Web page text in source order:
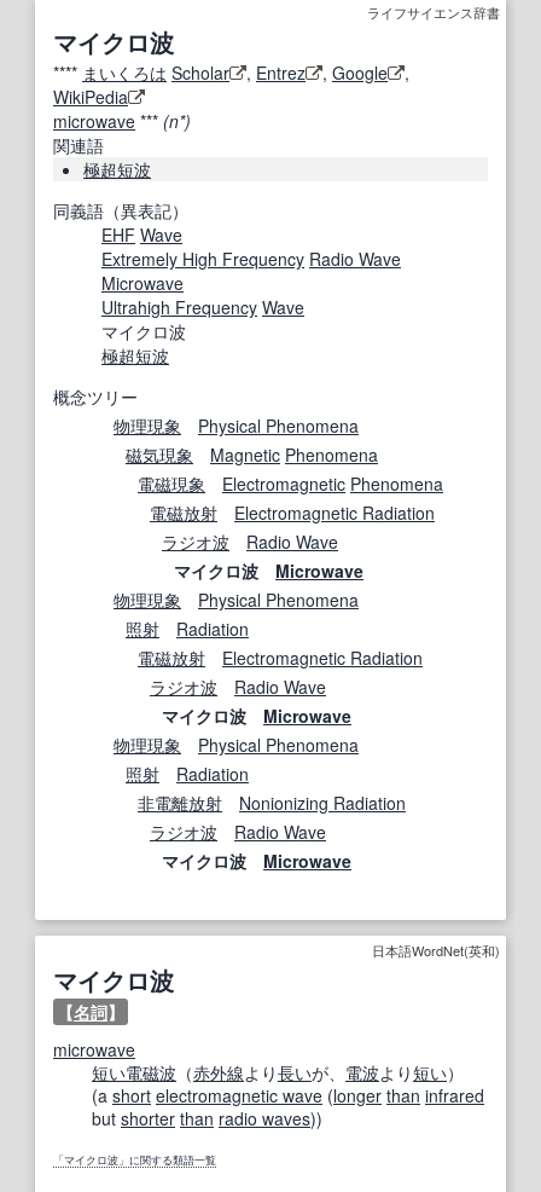
ライフサイエンス辞書
マイクロ波
**** まいくろは Scholar , Entrez , Google
,
WikiPedia
microwave *** (n*)
関連語
極超短波
同義語（異表記）
EHF Wave
Extremely High Frequency Radio Wave
Microwave
Ultrahigh Frequency Wave
マイクロ波
極超短波
概念ツリー
物理現象
Physical Phenomena
磁気現象 Magnetic Phenomena
電磁現象
Electromagnetic Phenomena
電磁放射
Electromagnetic Radiation
ラジオ波
Radio Wave
マイクロ波 Microwave
物理現象
Physical Phenomena
照射
Radiation
電磁放射
Electromagnetic Radiation
ラジオ波
Radio Wave
マイクロ波 Microwave
物理現象
Physical Phenomena
照射
Radiation
非電離放射
Nonionizing Radiation
ラジオ波
Radio Wave
マイクロ波 Microwave
日本語WordNet(英和)
マイクロ波
【名詞】
microwave
短い電磁波 （赤外線より長いが、 電波より短い）
(a short electromagnetic wave (longer than infrared
but shorter than radio waves))
「マイクロ波」に関する類語一覧